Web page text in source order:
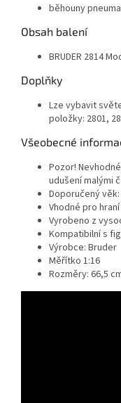
běhouny
Obsah balení
BRUDER 2814
Doplňky
Lze vybavit
položky: 2801,
Všeobecné
Pozor!
udušení malými
Doporučený
Vhodné pro
Vyrobeno z
Kompatibilní s
Výrobce: Bruder
Měřítko 1:16
Rozměry: 66,5